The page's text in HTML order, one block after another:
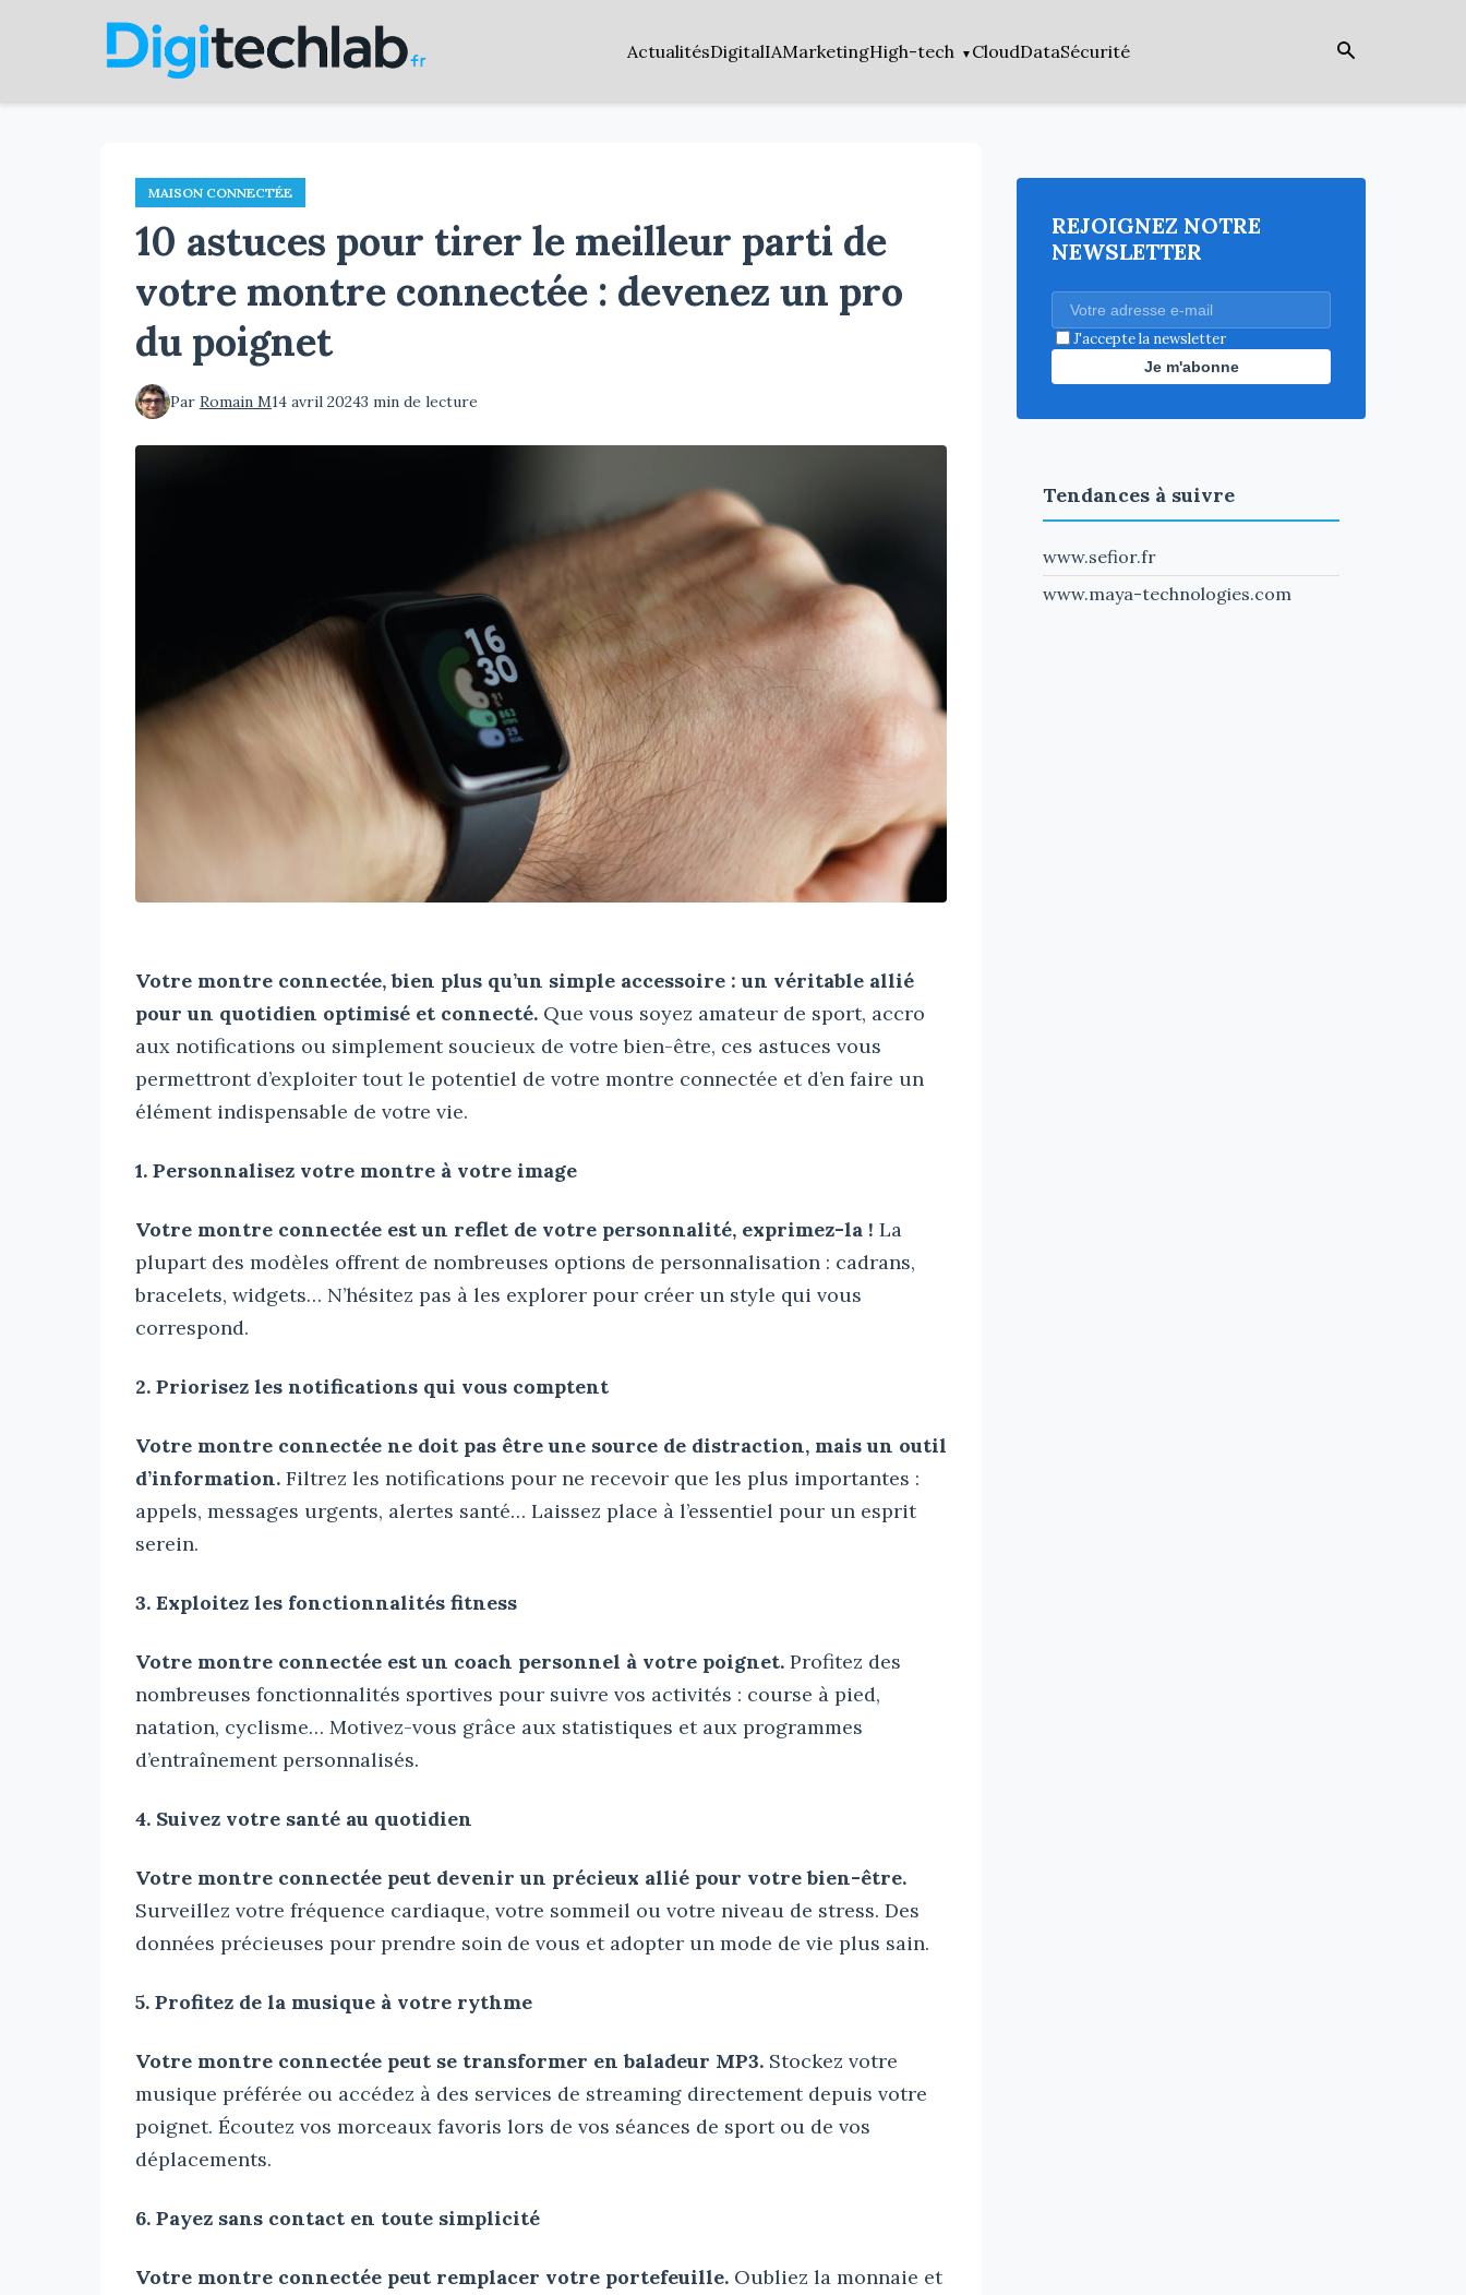
ActualitésDigitalIAMarketingHigh-tech CloudDataSécurité
MAISON CONNECTÉE
10 astuces pour tirer le meilleur parti de
votre montre connectée : devenez un pro
du poignet
Par Romain M14 avril 20243 min de lecture
Votre montre connectée, bien plus qu’un simple accessoire : un véritable allié
pour un quotidien optimisé et connecté. Que vous soyez amateur de sport, accro
aux notifications ou simplement soucieux de votre bien-être, ces astuces vous
permettront d’exploiter tout le potentiel de votre montre connectée et d’en faire un
élément indispensable de votre vie.
1. Personnalisez votre montre à votre image
Votre montre connectée est un reflet de votre personnalité, exprimez-la ! La
plupart des modèles offrent de nombreuses options de personnalisation : cadrans,
bracelets, widgets… N’hésitez pas à les explorer pour créer un style qui vous
correspond.
2. Priorisez les notifications qui vous comptent
Votre montre connectée ne doit pas être une source de distraction, mais un outil
d’information. Filtrez les notifications pour ne recevoir que les plus importantes :
appels, messages urgents, alertes santé… Laissez place à l’essentiel pour un esprit
serein.
3. Exploitez les fonctionnalités fitness
Votre montre connectée est un coach personnel à votre poignet. Profitez des
nombreuses fonctionnalités sportives pour suivre vos activités : course à pied,
natation, cyclisme… Motivez-vous grâce aux statistiques et aux programmes
d’entraînement personnalisés.
4. Suivez votre santé au quotidien
Votre montre connectée peut devenir un précieux allié pour votre bien-être.
Surveillez votre fréquence cardiaque, votre sommeil ou votre niveau de stress. Des
données précieuses pour prendre soin de vous et adopter un mode de vie plus sain.
5. Profitez de la musique à votre rythme
Votre montre connectée peut se transformer en baladeur MP3. Stockez votre
musique préférée ou accédez à des services de streaming directement depuis votre
poignet. Écoutez vos morceaux favoris lors de vos séances de sport ou de vos
déplacements.
6. Payez sans contact en toute simplicité
Votre montre connectée peut remplacer votre portefeuille. Oubliez la monnaie et
REJOIGNEZ NOTRE
NEWSLETTER
J'accepte la newsletter
Je m'abonne
Tendances à suivre
www.sefior.fr
www.maya-technologies.com